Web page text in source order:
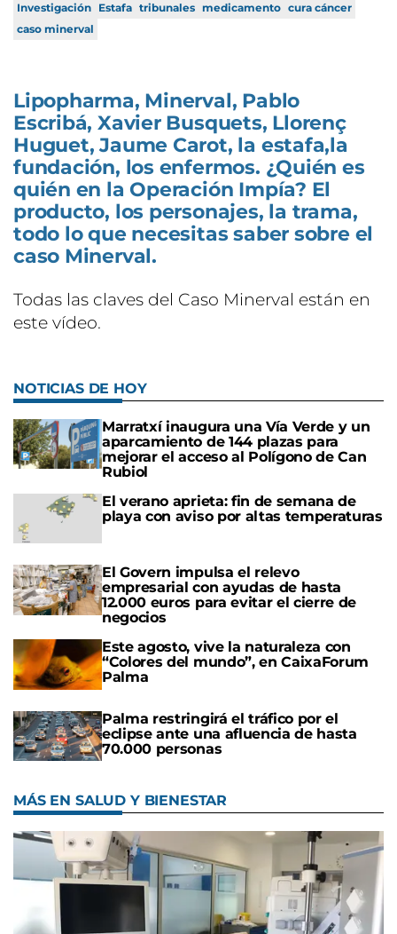
Investigación Estafa tribunales medicamento cura cáncer
caso minerval
Lipopharma, Minerval, Pablo
Escribá, Xavier Busquets, Llorenç
Huguet, Jaume Carot, la estafa,la
fundación, los enfermos. ¿Quién es
quién en la Operación Impía? El
producto, los personajes, la trama,
todo lo que necesitas saber sobre el
caso Minerval.
Todas las claves del Caso Minerval están en
este vídeo.
NOTICIAS DE HOY
Marratxí inaugura una Vía Verde y un
aparcamiento de 144 plazas para
mejorar el acceso al Polígono de Can
Rubiol
El verano aprieta: fin de semana de
playa con aviso por altas temperaturas
El Govern impulsa el relevo
empresarial con ayudas de hasta
12.000 euros para evitar el cierre de
negocios
Este agosto, vive la naturaleza con
“Colores del mundo”, en CaixaForum
Palma
Palma restringirá el tráfico por el
eclipse ante una afluencia de hasta
70.000 personas
MÁS EN SALUD Y BIENESTAR